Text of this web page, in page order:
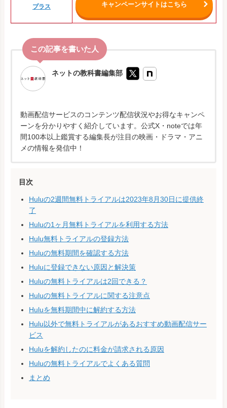
プラス
キャンペーンサイトはこちら
ネットの教科書編集部
動画配信サービスのコンテンツ配信状況やお得なキャンペ
ーンを分かりやすく紹介しています。公式X・noteでは年
間100本以上鑑賞する編集長が注目の映画・ドラマ・アニ
メの情報を発信中！
目次
Huluの2週間無料トライアルは2023年8月30日に提供終
了
Huluの1ヶ月無料トライアルを利用する方法
Hulu無料トライアルの登録方法
Huluの無料期間を確認する方法
Huluに登録できない原因と解決策
Huluの無料トライアルは2回できる？
Huluの無料トライアルに関する注意点
Huluを無料期間中に解約する方法
Hulu以外で無料トライアルがあるおすすめ動画配信サー
ビス
Huluを解約したのに料金が請求される原因
Huluの無料トライアルでよくある質問
まとめ